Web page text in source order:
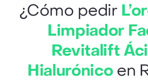
¿Cómo pedir
Limpiador
Revitalift
Hialurónicoen